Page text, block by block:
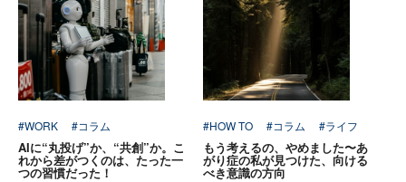
#WORK #コラム
AIに“丸投げ”か、“共創”か。こ
れから差がつくのは、たった一
つの習慣だった！
#HOW TO #コラム #ライフ
もう考えるの、やめました〜あ
がり症の私が見つけた、向ける
べき意識の方向